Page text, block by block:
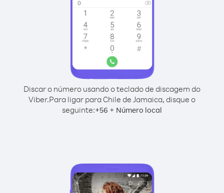
Discar o número usando o teclado de discagem do
Viber.Para ligar para Chile de Jamaica, disque o
seguinte:+56 + Número local